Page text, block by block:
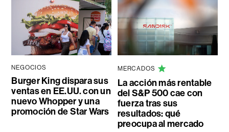
NEGOCIOS
Burger King dispara sus
ventas en EE.UU. con un
nuevo Whopper y una
promoción de Star Wars
MERCADOS
La acción más rentable
del S&P 500 cae con
fuerza tras sus
resultados: qué
preocupa al mercado